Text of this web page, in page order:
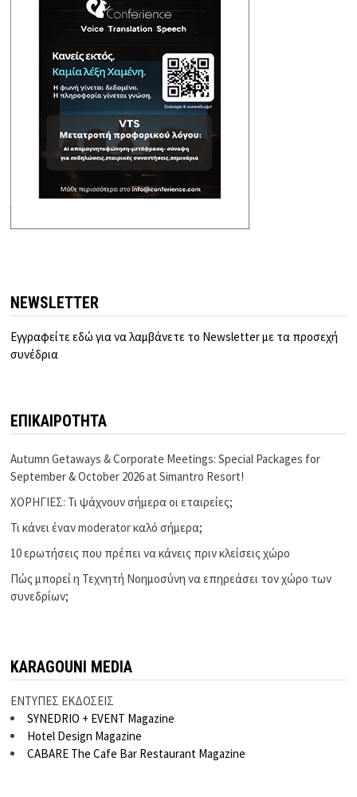
NEWSLETTER
Εγγραφείτε εδώ για να λαμβάνετε το Newsletter με τα προσεχή
συνέδρια
ΕΠΙΚΑΙΡΟΤΗΤΑ
Autumn Getaways & Corporate Meetings: Special Packages for
September & October 2026 at Simantro Resort!
ΧΟΡΗΓΙΕΣ: Τι ψάχνουν σήμερα οι εταιρείες;
Τι κάνει έναν moderator καλό σήμερα;
10 ερωτήσεις που πρέπει να κάνεις πριν κλείσεις χώρο
Πώς μπορεί η Τεχνητή Νοημοσύνη να επηρεάσει τον χώρο των
συνεδρίων;
KARAGOUNI MEDIA
ΕΝΤΥΠΕΣ ΕΚΔΟΣΕΙΣ
SYNEDRIO + EVENT Magazine
Hotel Design Magazine
CABARE The Cafe Bar Restaurant Magazine